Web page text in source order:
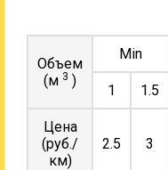
Объем
(м 3 )
Min
1
1.5
Цена
(руб./
км)
2.5 3